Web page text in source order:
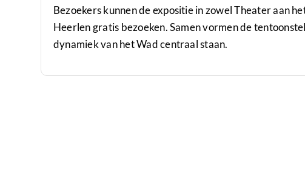
Bezoekers kunnen de expositie in zowel Theater aan
Heerlen gratis bezoeken. Samen vormen de
dynamiek van het Wad centraal staan.